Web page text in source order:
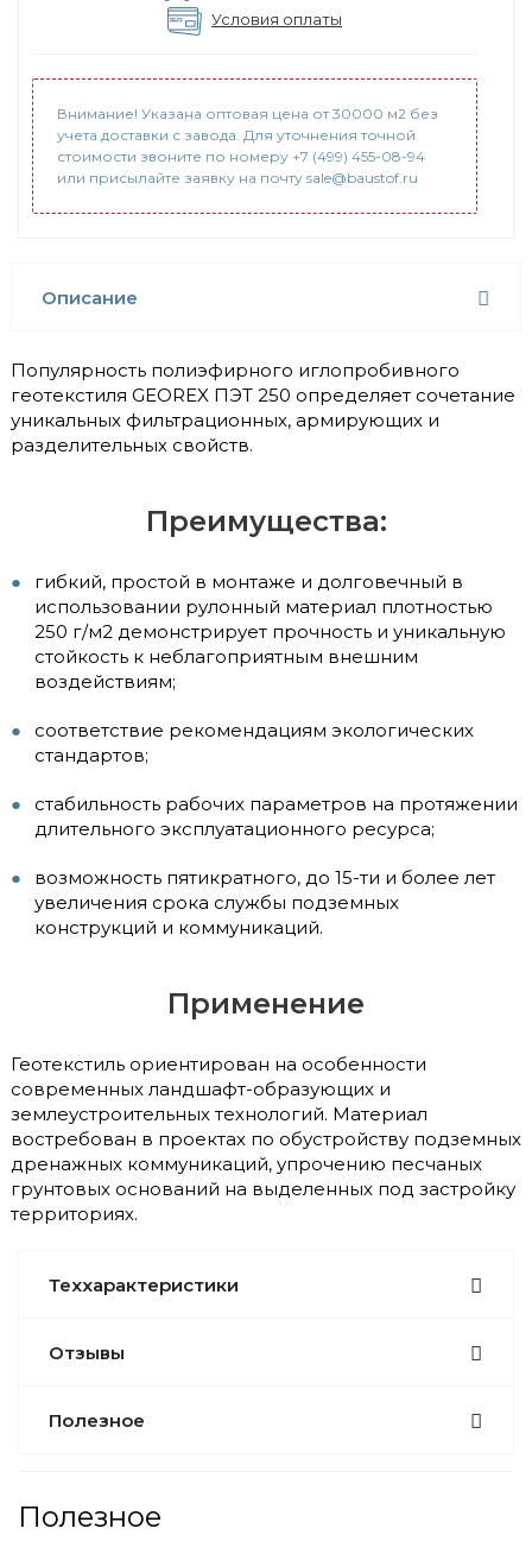
Условия оплаты
Внимание! Указана оптовая цена от 30000 м2 без
учета доставки с завода. Для уточнения точной
стоимости звоните по номеру +7 (499) 455-08-94
или присылайте заявку на почту sale@baustof.ru
Описание
Популярность полиэфирного иглопробивного
геотекстиля GEОREX ПЭТ 250 определяет сочетание
уникальных фильтрационных, армирующих и
разделительных свойств.
Преимущества:
гибкий, простой в монтаже и долговечный в
использовании рулонный материал плотностью
250 г/м2 демонстрирует прочность и уникальную
стойкость к неблагоприятным внешним
воздействиям;
соответствие рекомендациям экологических
стандартов;
стабильность рабочих параметров на протяжении
длительного эксплуатационного ресурса;
возможность пятикратного, до 15-ти и более лет
увеличения срока службы подземных
конструкций и коммуникаций.
Применение
Геотекстиль ориентирован на особенности
современных ландшафт-образующих и
землеустроительных технологий. Материал
востребован в проектах по обустройству подземных
дренажных коммуникаций, упрочению песчаных
грунтовых оснований на выделенных под застройку
территориях.
Теххарактеристики
Отзывы
Полезное
Полезное